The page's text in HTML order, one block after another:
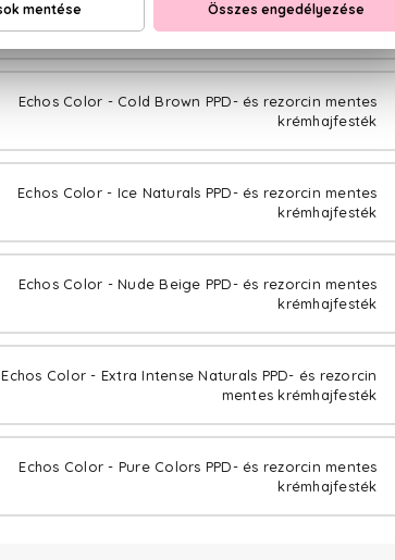
Echos Color - Pure Blond PPD- és rezorcin mentes
krémhajfesték
Echos Color - Cold Brown PPD- és rezorcin mentes
krémhajfesték
Echos Color - Ice Naturals PPD- és rezorcin mentes
krémhajfesték
Echos Color - Nude Beige PPD- és rezorcin mentes
krémhajfesték
Echos Color - Extra Intense Naturals PPD- és rezorcin
mentes krémhajfesték
Echos Color - Pure Colors PPD- és rezorcin mentes
krémhajfesték